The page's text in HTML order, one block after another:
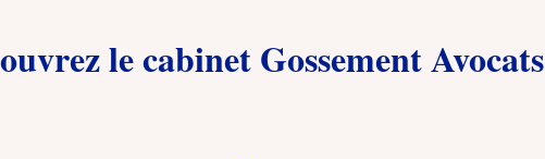
le cabinet Gossement Avocats